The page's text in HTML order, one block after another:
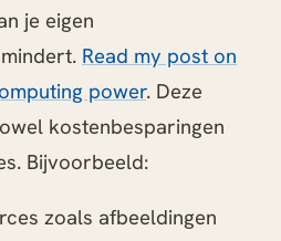
je eigen
Read my post on
power. Deze
kostenbesparingen
Bijvoorbeeld:
zoals afbeeldingen